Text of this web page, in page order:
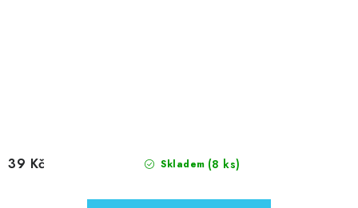
Skladem (8 ks)
39 Kč